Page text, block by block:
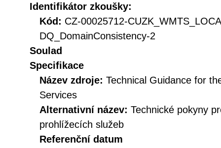
Identifikátor zkoušky:
Kód: CZ-00025712-
DQ_DomainConsistency-2
Soulad
Specifikace
Název zdroje: Technical Guidance for
Services
Alternativní název: Technické pokyny
prohlížecích služeb
Referenční datum